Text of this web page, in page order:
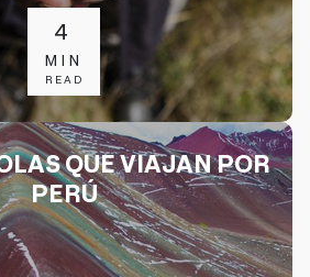
4
MIN
READ
QUE VIAJAN POR
PERÚ